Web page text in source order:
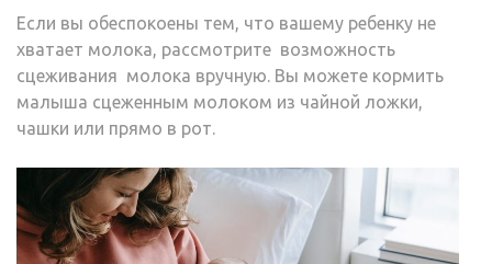
Если вы обеспокоены тем, что вашему ребенку не
хватает молока, рассмотрите возможность
сцеживания молока вручную. Вы можете кормить
малыша сцеженным молоком из чайной ложки,
чашки или прямо в рот.